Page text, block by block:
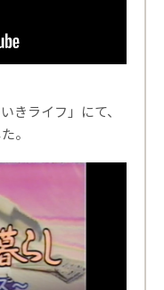
きライフ」にて、
。